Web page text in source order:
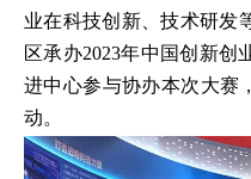
业在科技创新、技术研发
区承办2023年中国创新创
进中心参与协办本次大赛
动。